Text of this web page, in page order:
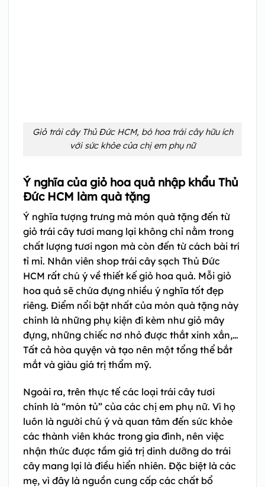
Giỏ trái cây Thủ Đức HCM, bó hoa trái cây hữu ích
với sức khỏe của chị em phụ nữ
Ý nghĩa của giỏ hoa quả nhập khẩu Thủ
Đức HCM làm quà tặng
Ý nghĩa tượng trưng mà món quà tặng đến từ
giỏ trái cây tươi mang lại không chỉ nằm trong
chất lượng tươi ngon mà còn đến từ cách bài trí
tỉ mỉ. Nhân viên shop trái cây sạch Thủ Đức
HCM rất chú ý về thiết kế giỏ hoa quả. Mỗi giỏ
hoa quả sẽ chứa đựng nhiều ý nghĩa tốt đẹp
riêng. Điểm nổi bật nhất của món quà tặng này
chính là những phụ kiện đi kèm như giỏ mây
đựng, những chiếc nơ nhỏ được thắt xinh xắn,…
Tất cả hòa quyện và tạo nên một tổng thể bắt
mắt và giàu giá trị thẩm mỹ.
Ngoài ra, trên thực tế các loại trái cây tươi
chính là “món tủ” của các chị em phụ nữ. Vì họ
luôn là người chú ý và quan tâm đến sức khỏe
các thành viên khác trong gia đình, nên việc
nhận thức được tầm giá trị dinh dưỡng do trái
cây mang lại là điều hiển nhiên. Đặc biệt là các
mẹ, vì đây là nguồn cung cấp các chất bổ